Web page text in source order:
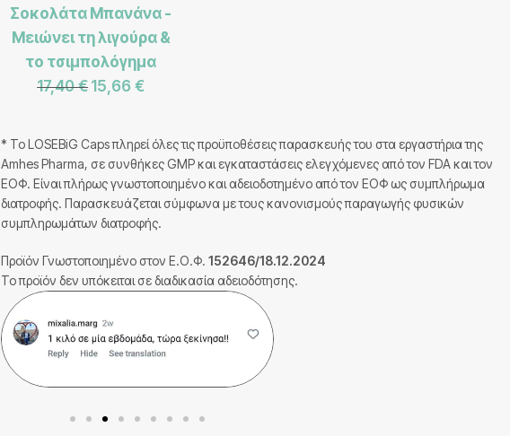
Σοκολάτα Μπανάνα -
Μειώνει τη λιγούρα &
το τσιμπολόγημα
17,40€ 15,66€
* Το LOSEBiG Caps πληρεί όλες τις προϋποθέσεις παρασκευής του στα εργαστήρια της
Amhes Pharma, σε συνθήκες GMP και εγκαταστάσεις ελεγχόμενες από τον FDA και τον
ΕΟΦ. Είναι πλήρως γνωστοποιημένο και αδειοδοτημένο από τον ΕΟΦ ως συμπλήρωμα
διατροφής. Παρασκευάζεται σύμφωνα με τους κανονισμούς παραγωγής φυσικών
συμπληρωμάτων διατροφής.
Προϊόν Γνωστοποιημένο στον Ε.Ο.Φ.152646/18.12.2024
Το προϊόν δεν υπόκειται σε διαδικασία αδειοδότησης.